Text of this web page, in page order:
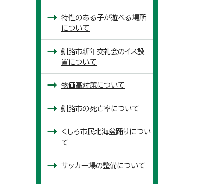
特性のある子が遊べる場所
について
釧路市新年交礼会のイス設
置について
物価高対策について
釧路市の死亡率について
くしろ市民北海盆踊りについ
て
サッカー場の整備について